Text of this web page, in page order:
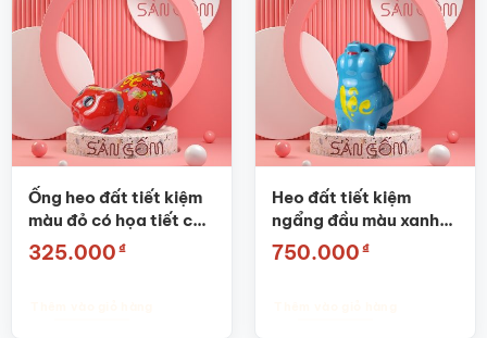
Ống heo đất tiết kiệm
màu đỏ có họa tiết chữ
“Lộc” SG-HĐ05
325.000 ₫
Heo đất tiết kiệm
ngẩng đầu màu xanh
vẽ chữ lộc SG-HĐ28
750.000 ₫